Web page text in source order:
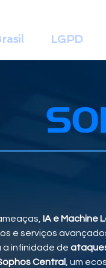
LGPD
IA e Machine
e serviços
a infinidade de
Central
, um